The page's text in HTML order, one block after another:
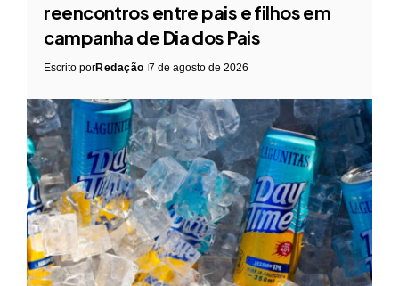
reencontros entre pais e filhos em
campanha de Dia dos Pais
Escrito porRedação 7 de agosto de 2026